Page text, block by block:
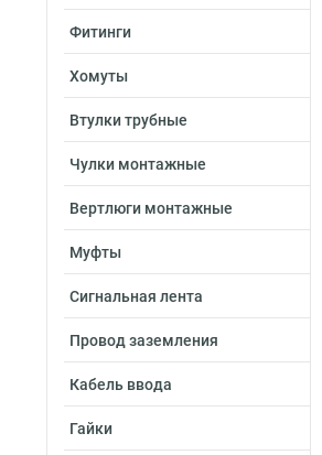
Фитинги
Хомуты
Втулки трубные
Чулки монтажные
Вертлюги монтажные
Муфты
Сигнальная лента
Провод заземления
Кабель ввода
Гайки